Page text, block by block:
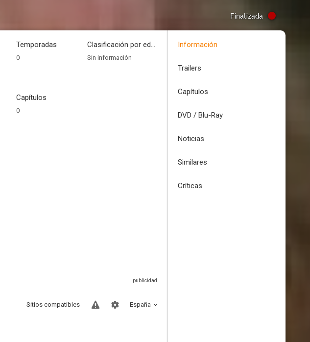
Finalizada
Temporadas
0
Clasificación por edades
Sin información
Capítulos
0
España
Sitios compatibles
Información
Trailers
Capítulos
DVD / Blu-Ray
Noticias
Similares
Críticas